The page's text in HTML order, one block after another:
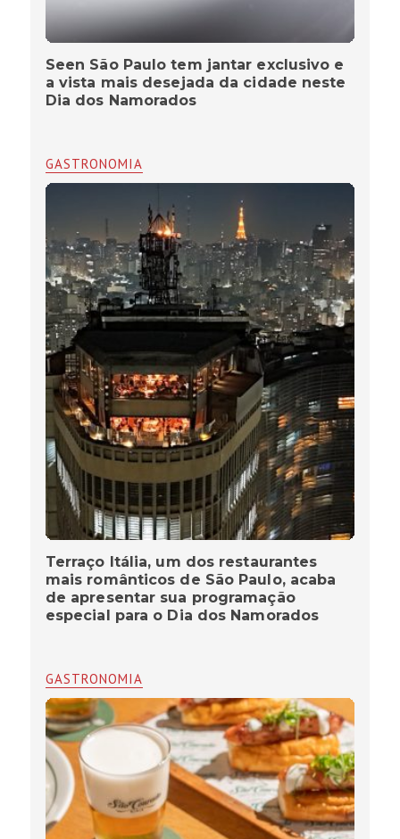
Seen São Paulo tem jantar exclusivo e
a vista mais desejada da cidade neste
Dia dos Namorados
GASTRONOMIA
Terraço Itália, um dos restaurantes
mais românticos de São Paulo, acaba
de apresentar sua programação
especial para o Dia dos Namorados
GASTRONOMIA